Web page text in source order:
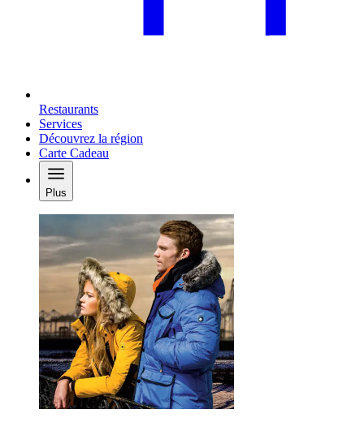
Restaurants
Services
Découvrez la région
Carte Cadeau
Plus